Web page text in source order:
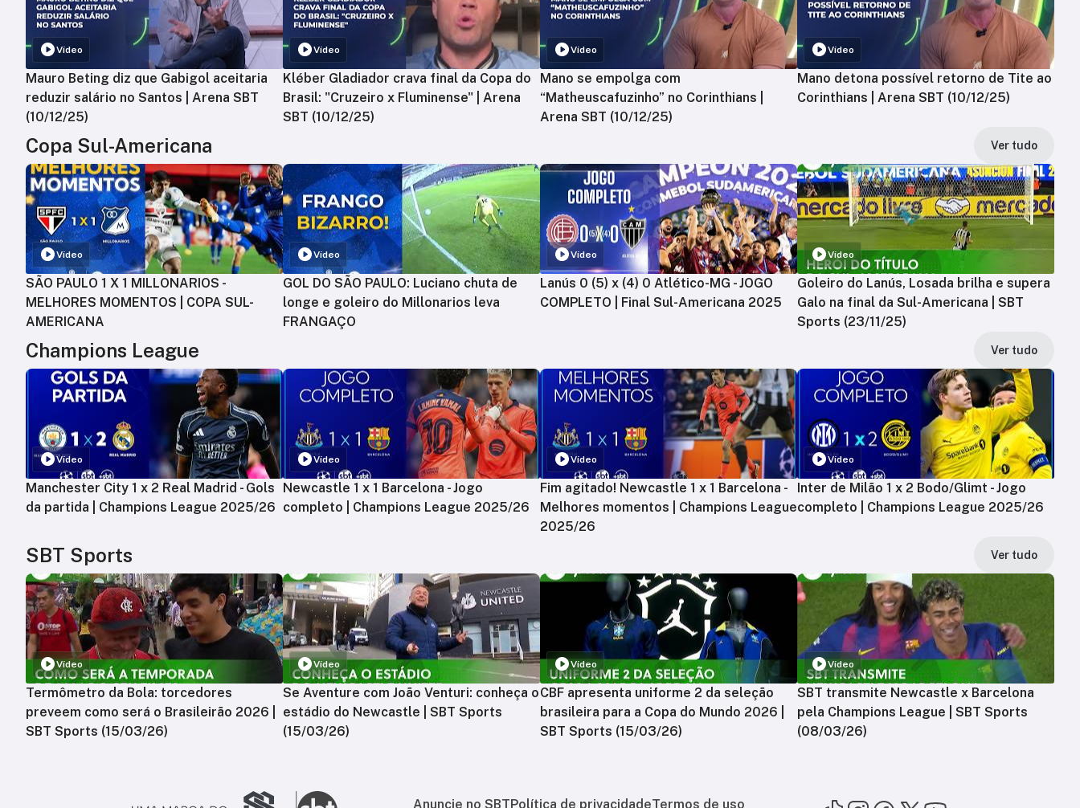
Vídeo
Mauro Beting diz que Gabigol aceitaria
reduzir salário no Santos | Arena SBT
(10/12/25)
Vídeo
Kléber Gladiador crava final da Copa do
Brasil: "Cruzeiro x Fluminense" | Arena
SBT (10/12/25)
Vídeo
Mano se empolga com
“Matheuscafuzinho” no Corinthians |
Arena SBT (10/12/25)
Vídeo
Mano detona possível retorno de Tite ao
Corinthians | Arena SBT (10/12/25)
Copa Sul-Americana Ver tudo
Vídeo
SÃO PAULO 1 X 1 MILLONARIOS -
MELHORES MOMENTOS | COPA SUL-
AMERICANA
Vídeo
GOL DO SÃO PAULO: Luciano chuta de
longe e goleiro do Millonarios leva
FRANGAÇO
Vídeo
Lanús 0 (5) x (4) 0 Atlético-MG - JOGO
COMPLETO | Final Sul-Americana 2025
Vídeo
Goleiro do Lanús, Losada brilha e supera
Galo na final da Sul-Americana | SBT
Sports (23/11/25)
Champions League Ver tudo
Vídeo
Manchester City 1 x 2 Real Madrid - Gols
da partida | Champions League 2025/26
Vídeo
Newcastle 1 x 1 Barcelona - Jogo
completo | Champions League 2025/26
Vídeo
Fim agitado! Newcastle 1 x 1 Barcelona -
Melhores momentos | Champions League
2025/26
Vídeo
Inter de Milão 1 x 2 Bodo/Glimt - Jogo
completo | Champions League 2025/26
SBT Sports Ver tudo
Vídeo
Termômetro da Bola: torcedores
preveem como será o Brasileirão 2026 |
SBT Sports (15/03/26)
Vídeo
Se Aventure com João Venturi: conheça o
estádio do Newcastle | SBT Sports
(15/03/26)
Vídeo
CBF apresenta uniforme 2 da seleção
brasileira para a Copa do Mundo 2026 |
SBT Sports (15/03/26)
Vídeo
SBT transmite Newcastle x Barcelona
pela Champions League | SBT Sports
(08/03/26)
Anuncie no SBT Política de privacidadeTermos de uso